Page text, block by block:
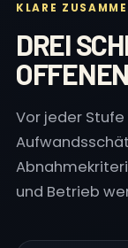
KLARE
DREI
Vor jeder
und Betrieb